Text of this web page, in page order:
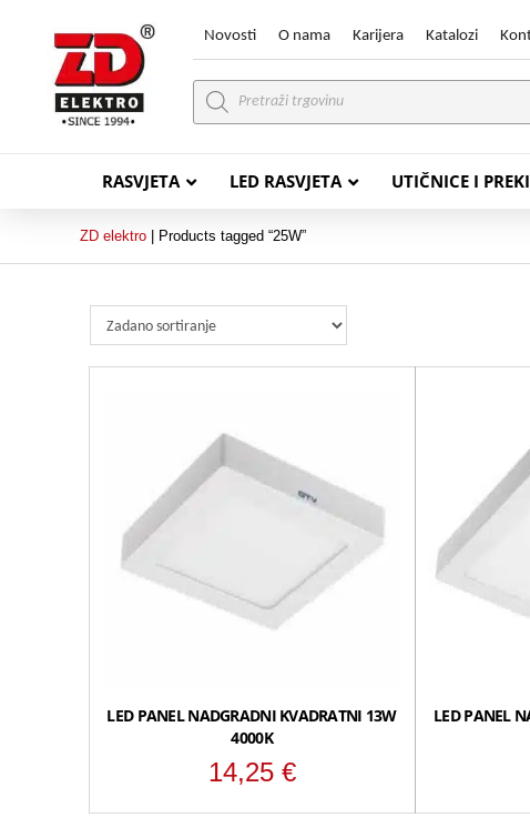
Novosti O nama Karijera Katalozi
Products
search
RASVJETA LED RASVJETA UTIČNICE I
PVC VODIČI
PP/L
ZD elektro Products tagged “25W”
LED PANEL NADGRADNI KVADRATNI 13W
4000K
14,25 €
LED PANEL